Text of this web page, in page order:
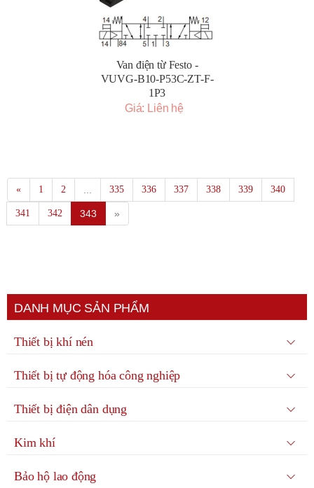
Van điện từ Festo -
VUVG-B10-P53C-ZT-F-
1P3
Giá: Liên hệ
« 1 2 335 336 337 338 339 340
341 342 343 »
DANH MỤC SẢN PHẨM
Thiết bị khí nén
Thiết bị tự động hóa công nghiệp
Thiết bị điện dân dụng
Kim khí
Bảo hộ lao động